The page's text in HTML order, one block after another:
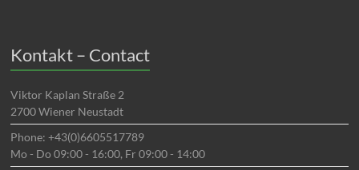
Kontakt – Contact
Viktor Kaplan Straße 2
2700 Wiener Neustadt
Phone: +43(0)6605517789
Mo - Do 09:00 - 16:00, Fr 09:00 - 14:00